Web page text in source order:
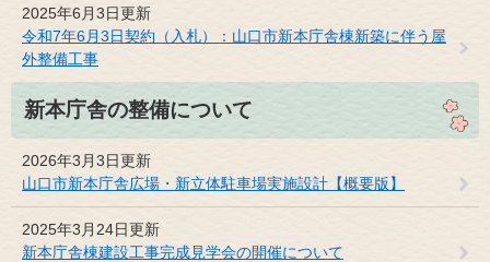
2025年6月3日更新
令和7年6月3日契約（入札）：山口市新本庁舎棟新築に伴う屋
外整備工事
新本庁舎の整備について
2026年3月3日更新
山口市新本庁舎広場・新立体駐車場実施設計【概要版】
2025年3月24日更新
新本庁舎棟建設工事完成見学会の開催について